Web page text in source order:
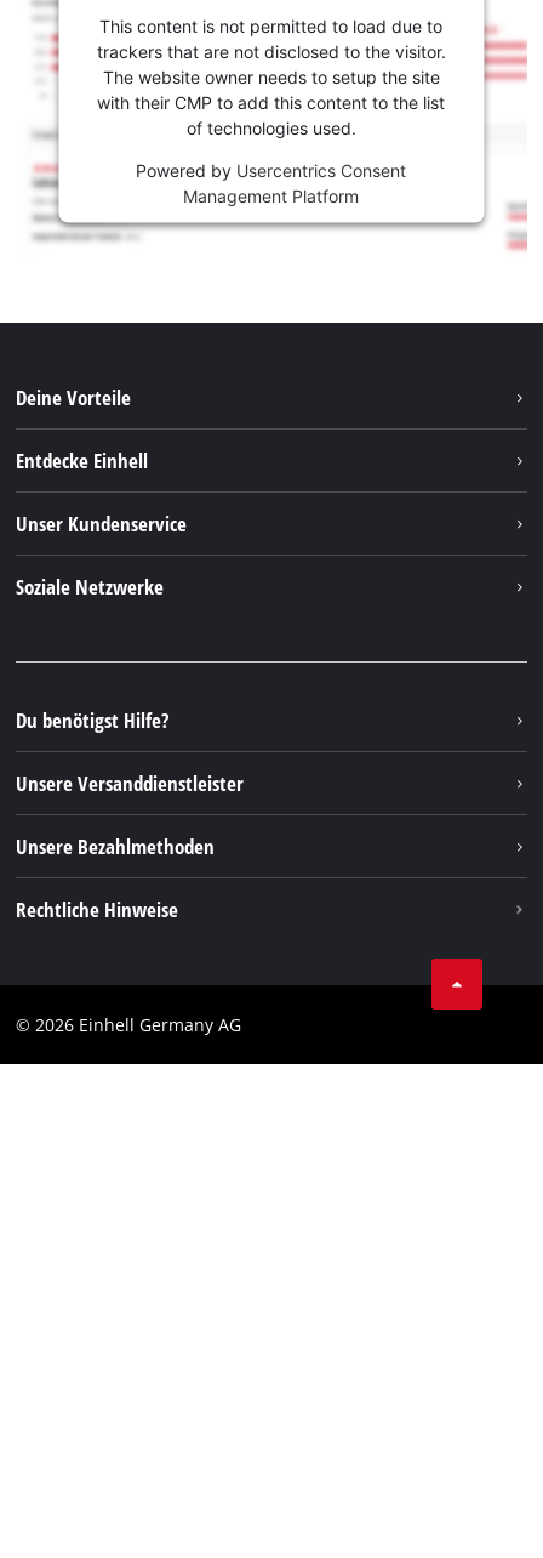
This content is not permitted to load due to
trackers that are not disclosed to the visitor.
The website owner needs to setup the site
with their CMP to add this content to the list
of technologies used.
Powered by Usercentrics Consent
Management Platform
Deine Vorteile
Entdecke Einhell
Nachhaltigkeit
Unser Kundenservice
FAQs
Rücksendungen / Widerruf
Verpackungsrichtlinien
Hinweise zur Batterieentsorgung
Vertrag widerrufen
Soziale Netzwerke
Instagram
TikTok
Pinterest
Linkedin
Du benötigst Hilfe?
Unsere Versanddienstleister
Unsere Bezahlmethoden
Rechtliche Hinweise
Impressum
© 2026 Einhell Germany AG